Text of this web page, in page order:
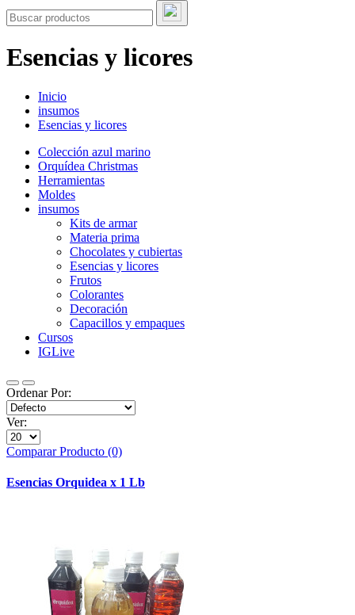
Esencias y licores
Inicio
insumos
Esencias y licores
Colección azul marino
Orquídea Christmas
Herramientas
Moldes
insumos
Kits de armar
Materia prima
Chocolates y cubiertas
Esencias y licores
Frutos
Colorantes
Decoración
Capacillos y empaques
Cursos
IGLive
Ordenar Por:
Ver:
Comparar Producto (0)
Esencias Orquidea x 1 Lb